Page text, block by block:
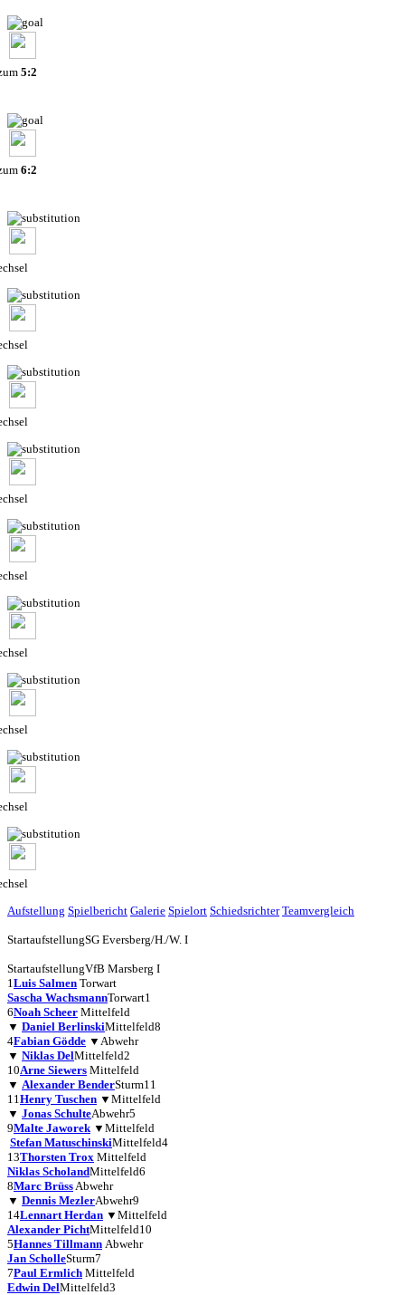
5:2
6:2
Aufstellung Spielbericht Galerie Spielort Schiedsrichter Teamvergleich
StartaufstellungSG Eversberg/H./W. I
StartaufstellungVfB Marsberg I
1Luis Salmen Torwart
Sascha WachsmannTorwart1
6Noah Scheer Mittelfeld
▼ Daniel BerlinskiMittelfeld8
4Fabian Gödde ▼ Abwehr
▼ Niklas DelMittelfeld2
10Arne Siewers Mittelfeld
▼ Alexander BenderSturm11
11Henry Tuschen ▼ Mittelfeld
▼ Jonas SchulteAbwehr5
9Malte Jaworek ▼ Mittelfeld
Stefan MatuschinskiMittelfeld4
13Thorsten Trox Mittelfeld
Niklas ScholandMittelfeld6
8Marc BrüssAbwehr
▼ Dennis MezlerAbwehr9
14Lennart Herdan ▼ Mittelfeld
Alexander PichtMittelfeld10
5Hannes Tillmann Abwehr
Jan ScholleSturm7
7Paul Ermlich Mittelfeld
Edwin DelMittelfeld3